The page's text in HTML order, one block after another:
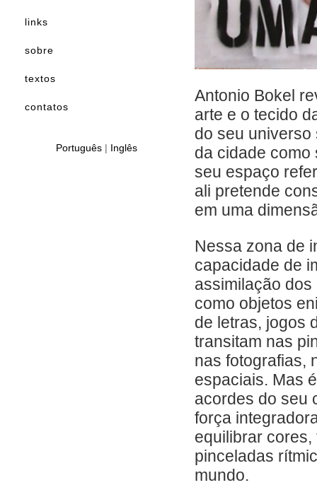
Antonio Bokel
arte e o tecido
do seu
da cidade
seu espaço
ali pretende
em uma
Nessa zona de
capacidade de
assimilação
como objetos
de letras, jogos
transitam nas
nas fotografias,
espaciais. Mas
acordes do seu
força
equilibrar
pinceladas
mundo.
links
sobre
textos
contatos
Português | Inglês